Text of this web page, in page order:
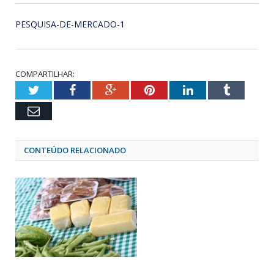
PESQUISA-DE-MERCADO-1
COMPARTILHAR:
TwitterFacebookGoogle+PinterestLinkedInTumblr
Email
CONTEÚDO RELACIONADO